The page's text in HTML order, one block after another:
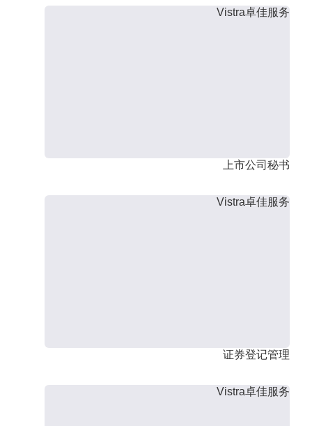
Vistra卓佳服务
上市公司秘书
Vistra卓佳服务
证券登记管理
Vistra卓佳服务